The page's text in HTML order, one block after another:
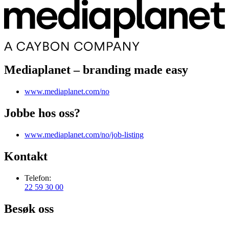
Mediaplanet – branding made easy
www.mediaplanet.com/no
Jobbe hos oss?
www.mediaplanet.com/no/job-listing
Kontakt
Telefon:
22 59 30 00
Besøk oss